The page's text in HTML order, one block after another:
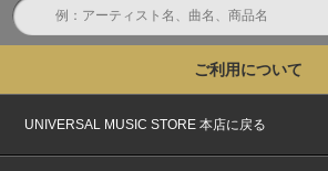
ご利用について
UNIVERSAL MUSIC STORE 本店に戻る